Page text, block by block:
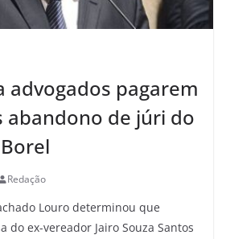
advogados pagarem
abandono de júri do
Redação
Louro determinou que
do ex-vereador Jairo Souza Santos